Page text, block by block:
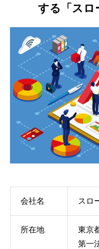
する「スロ
会社名 スロ
所在地
東京
第一